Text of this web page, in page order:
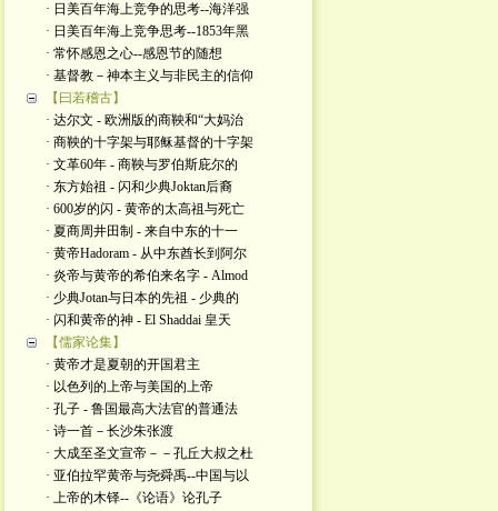
· 日美百年海上竞争的思考--海洋强
· 日美百年海上竞争思考--1853年黑
· 常怀感恩之心--感恩节的随想
· 基督教－神本主义与非民主的信仰
【曰若稽古】
· 达尔文 - 欧洲版的商鞅和“大妈治
· 商鞅的十字架与耶稣基督的十字架
· 文革60年 - 商鞅与罗伯斯庇尔的
· 东方始祖 - 闪和少典Joktan后裔
· 600岁的闪 - 黄帝的太高祖与死亡
· 夏商周井田制 - 来自中东的十一
· 黄帝Hadoram - 从中东酋长到阿尔
· 炎帝与黄帝的希伯来名字 - Almod
· 少典Jotan与日本的先祖 - 少典的
· 闪和黄帝的神 - El Shaddai 皇天
【儒家论集】
· 黄帝才是夏朝的开国君主
· 以色列的上帝与美国的上帝
· 孔子 - 鲁国最高大法官的普通法
· 诗一首－长沙朱张渡
· 大成至圣文宣帝－－孔丘大叔之杜
· 亚伯拉罕黄帝与尧舜禹--中国与以
· 上帝的木铎--《论语》论孔子